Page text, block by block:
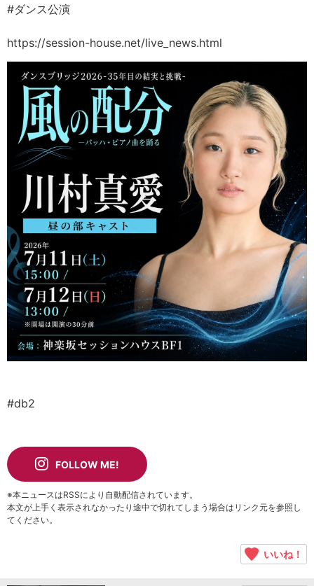
#ダンス公演
https://session-house.net/live_news.html
#db2
FOLLOW ME!
※本ニュースはRSSにより自動配信されています。
本文が上手く表示されなかったり途中で切れてしまう場合はリンク元を参照し
てください。
いいね！